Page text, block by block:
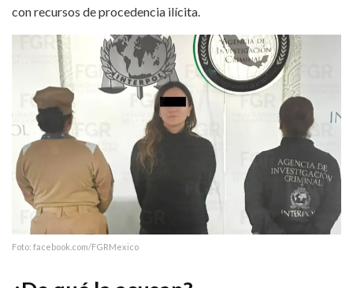
con recursos de procedencia ilícita.
Foto: facebook.com/FGRMexico